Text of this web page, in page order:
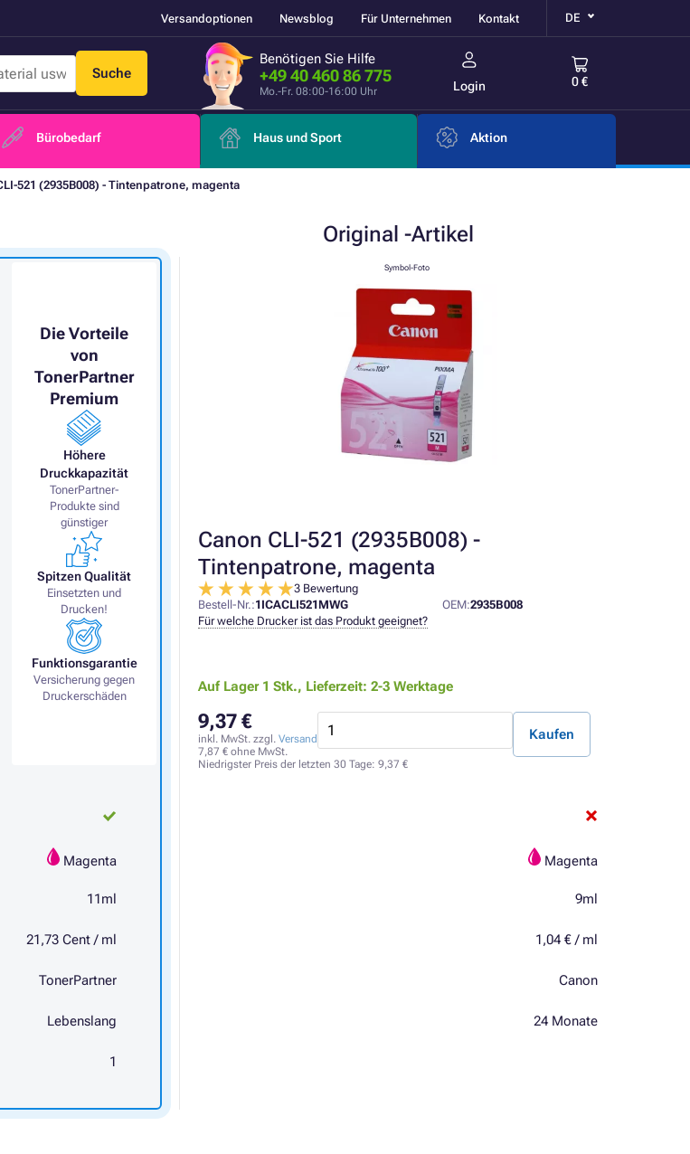
Versandoptionen Newsblog Für Unternehmen Kontakt DE
Suche
Benötigen Sie Hilfe
+49 40 460 86 775
Mo.-Fr. 08:00-16:00 Uhr Login 0 €
Bürobedarf Haus und Sport Aktion
521 (2935B008) - Tintenpatrone, magenta
Original -Artikel
Symbol-Foto
Canon CLI-521 (2935B008) -
Tintenpatrone, magenta
3 Bewertung
Bestell-Nr.:1ICACLI521MWG OEM:2935B008
Für welche Drucker ist das Produkt geeignet?
Auf Lager 1 Stk., Lieferzeit: 2-3 Werktage
9,37 €
inkl. MwSt. zzgl. Versand
7,87 € ohne MwSt.
Kaufen
Niedrigster Preis der letzten 30 Tage: 9,37 €
Magenta
9ml
1,04 € / ml
Canon
24 Monate
Die Vorteile
von
TonerPartner
Premium
Höhere
Druckkapazität
TonerPartner-
Produkte sind
günstiger
Spitzen Qualität
Einsetzten und
Drucken!
Funktionsgarantie
Versicherung gegen
Druckerschäden
Magenta
11ml
21,73 Cent / ml
TonerPartner
Lebenslang
1